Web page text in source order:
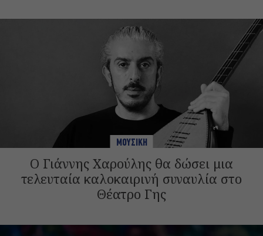
ΜΟΥΣΙΚΗ
Ο Γιάννης Χαρούλης θα δώσει μια
τελευταία καλοκαιρινή συναυλία στο
Θέατρο Γης